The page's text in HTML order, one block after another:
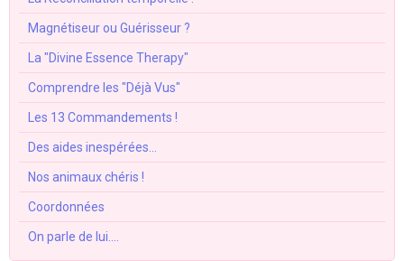
Magnétiseur ou Guérisseur ?
La "Divine Essence Therapy"
Comprendre les "Déjà Vus"
Les 13 Commandements !
Des aides inespérées...
Nos animaux chéris !
Coordonnées
On parle de lui....